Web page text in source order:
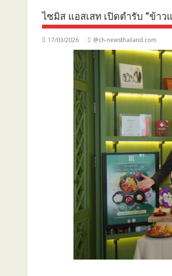
ไซมิส แอสเสท เปิดตำรับ “ข้าว
17/03/2026 @ch-newsthailand.com